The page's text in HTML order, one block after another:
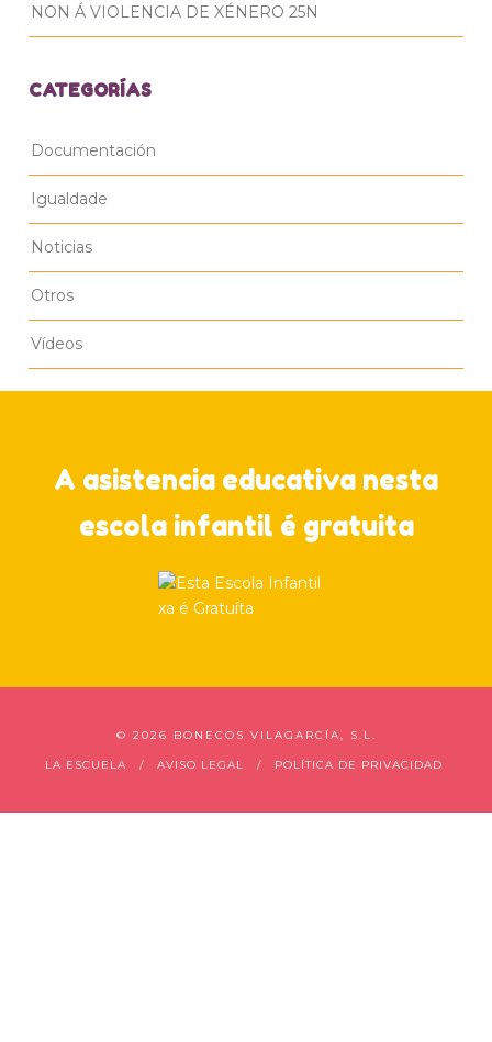
NON Á VIOLENCIA DE XÉNERO 25N
CATEGORÍAS
Documentación
Igualdade
Noticias
Otros
Vídeos
A asistencia educativa nesta
escola infantil é gratuita
© 2026 BONECOS VILAGARCÍA, S.L.
LA ESCUELA AVISO LEGAL POLÍTICA DE PRIVACIDAD